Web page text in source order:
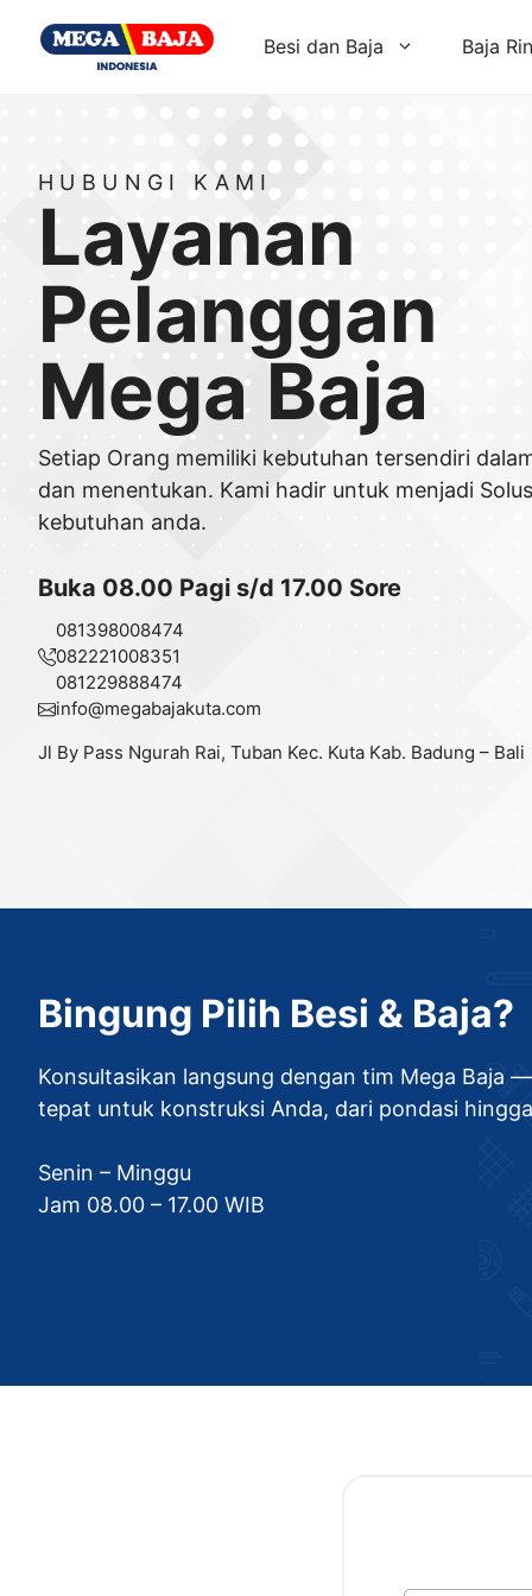
Besi dan Baja Baja
HUBUNGI KAMI
Layanan
Pelanggan
Mega Baja
Setiap Orang memiliki kebutuhan tersendiri
dan menentukan. Kami hadir untuk menjadi
kebutuhan anda.
Buka 08.00 Pagi s/d 17.00 Sore
081398008474
082221008351
081229888474
info@megabajakuta.com
Jl By Pass Ngurah Rai, Tuban Kec. Kuta Kab. Badung – Bali
Bingung Pilih Besi & Baja?
Konsultasikan langsung dengan tim Mega Baja
tepat untuk konstruksi Anda, dari pondasi
Senin – Minggu
Jam 08.00 – 17.00 WIB